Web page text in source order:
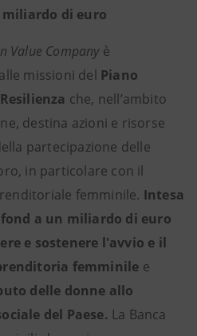
di euro
Value Companyè
missioni del Piano
che, nell’ambito
destina azioni e risorse
partecipazione delle
in particolare con il
femminile. Intesa
a un miliardo di euro
e sostenere l'avvio e il
femminile e
delle donne allo
del Paese. La Banca